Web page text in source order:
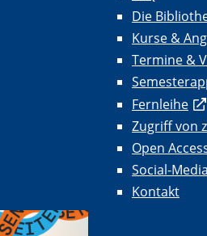
Die
Kurse &
Termine &
Fernleihe
Zugriff von
Open
Social-
Kontakt